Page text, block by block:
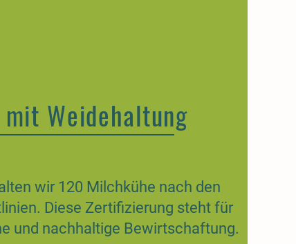
Weidehaltung
wir 120 Milchkühe nach den
Diese Zertifizierung steht für
und nachhaltige Bewirtschaftung.